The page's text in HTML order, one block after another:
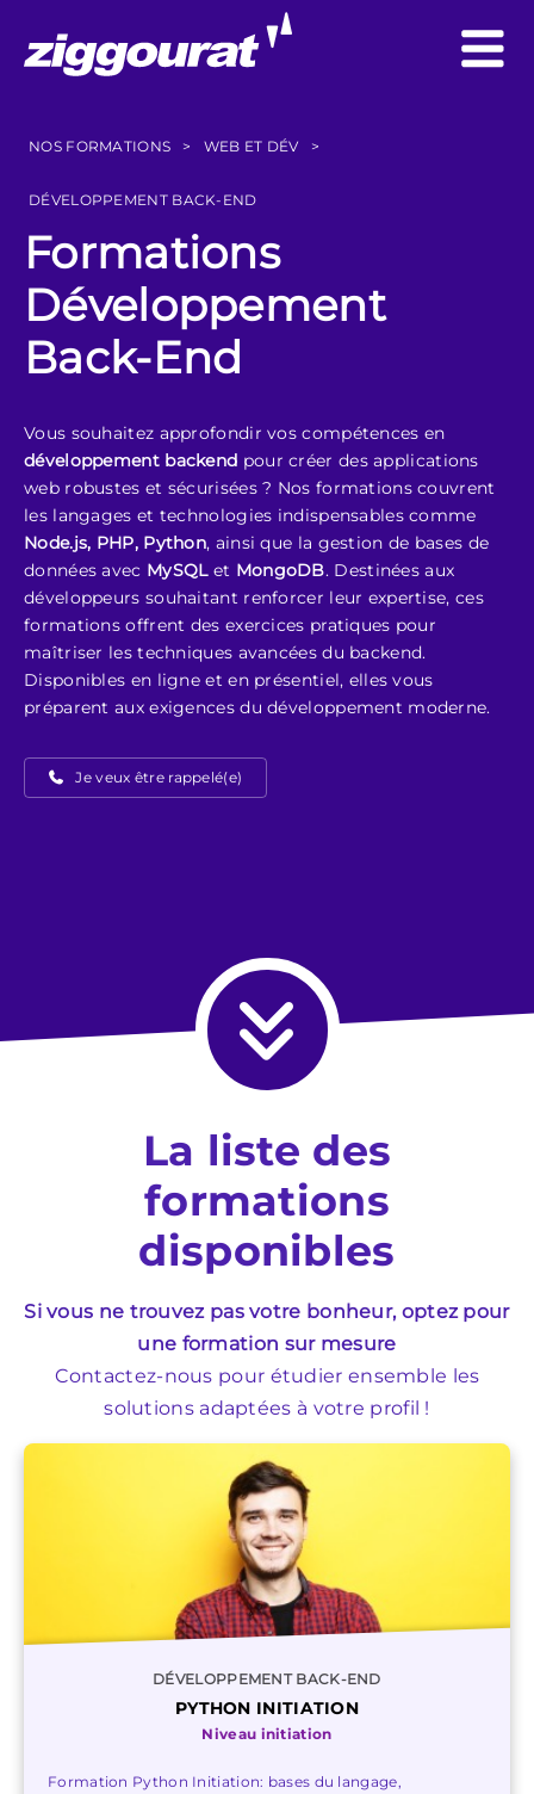
NOS FORMATIONS > WEB ET DÉV >
DÉVELOPPEMENT BACK-END
Formations
Développement
Back-End
Vous souhaitez approfondir vos compétences en
développement backend pour créer des applications
web robustes et sécurisées ? Nos formations couvrent
les langages et technologies indispensables comme
Node.js, PHP, Python, ainsi que la gestion de bases de
données avec MySQLet MongoDB. Destinées aux
développeurs souhaitant renforcer leur expertise, ces
formations offrent des exercices pratiques pour
maîtriser les techniques avancées du backend.
Disponibles en ligne et en présentiel, elles vous
préparent aux exigences du développement moderne.
Je veux être rappelé(e)
La liste des
formations
disponibles
Si vous ne trouvez pas votre bonheur, optez pour
une formation sur mesure
Contactez-nous pour étudier ensemble les
solutions adaptées à votre profil !
DÉVELOPPEMENT BACK-END
PYTHON INITIATION
Niveau initiation
Formation Python Initiation: bases du langage,